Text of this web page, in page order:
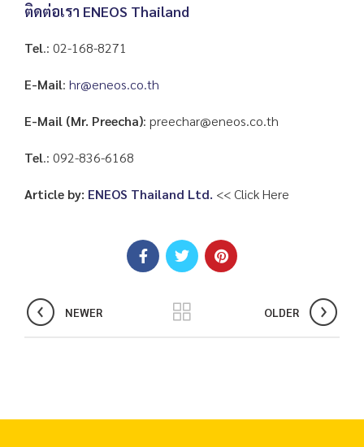
ติดต่อเรา ENEOS Thailand
Tel.: 02-168-8271
E-Mail: hr@eneos.co.th
E-Mail (Mr. Preecha): preechar@eneos.co.th
Tel.: 092-836-6168
Article by: ENEOS Thailand Ltd. << Click Here
NEWER OLDER